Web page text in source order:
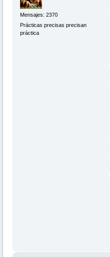
Mensajes: 2370
Prácticas precisas precisan
práctica